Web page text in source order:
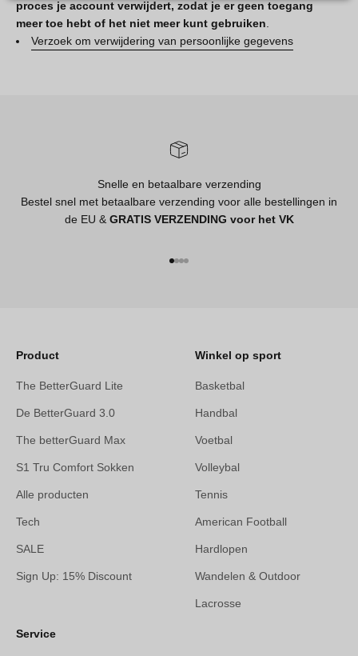
proces je account verwijdert, zodat je er geen toegang
meer toe hebt of het niet meer kunt gebruiken
Verzoek om verwijdering van persoonlijke gegevens
Snelle en betaalbare verzending
Bestel snel met betaalbare verzending voor alle bestellingen in
de EU & GRATIS VERZENDING voor het VK
Product
The BetterGuard Lite
De BetterGuard 3.0
The betterGuard Max
S1 Tru Comfort Sokken
Alle producten
Tech
SALE
Sign Up: 15% Discount
Service
Winkel op sport
Basketbal
Handbal
Voetbal
Volleybal
Tennis
American Football
Hardlopen
Wandelen & Outdoor
Lacrosse